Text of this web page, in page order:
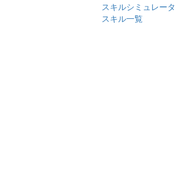
スキルシミュレータ
スキル一覧